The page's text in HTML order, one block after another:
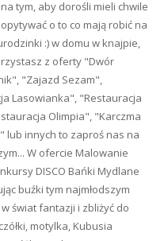
tym, aby dorośli mieli chwile
o to co mają robić na
:) w domu w knajpie,
z oferty "Dwór
"Zajazd Sezam",
Lasowianka", "Restauracja
Olimpia", "Karczma
lub innych to zaproś nas na
W ofercie Malowanie
DISCO Bańki Mydlane
buźki tym najmłodszym
świat fantazji i zbliżyć do
motylka, Kubusia